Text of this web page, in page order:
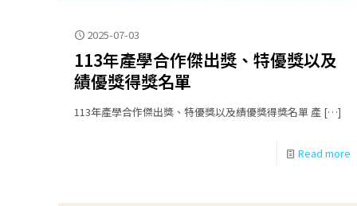
2025-07-03
113年產學合作傑出獎、特優獎以及
績優獎得獎名單
113年產學合作傑出獎、特優獎以及績優獎得獎名單 產 […]
Read more